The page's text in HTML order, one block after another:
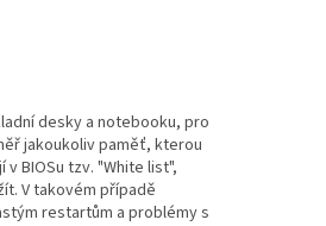
desky a notebooku, pro
jakoukoliv paměť, kterou
v BIOSu tzv. "White list",
V takovém případě
restartům a problémy s